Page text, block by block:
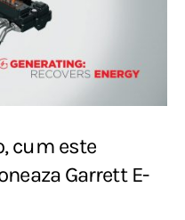
cum este
Garrett E-